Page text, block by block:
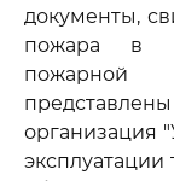
документы,
пожара в
пожарной
организация
эксплуатации